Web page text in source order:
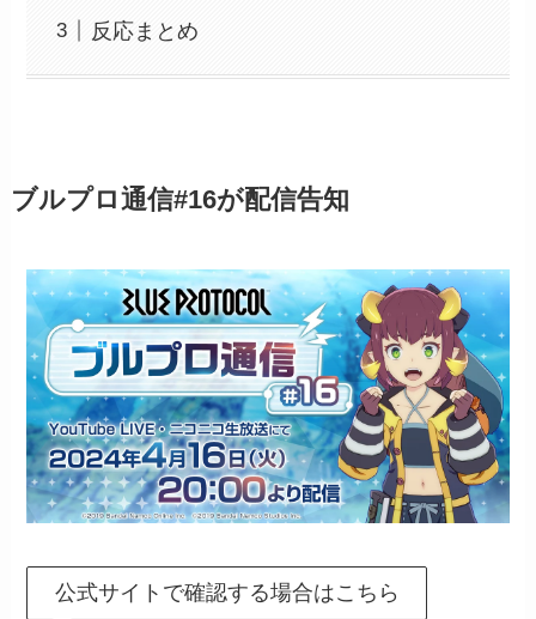
反応まとめ
ブルプロ通信#16が配信告知
公式サイトで確認する場合はこちら